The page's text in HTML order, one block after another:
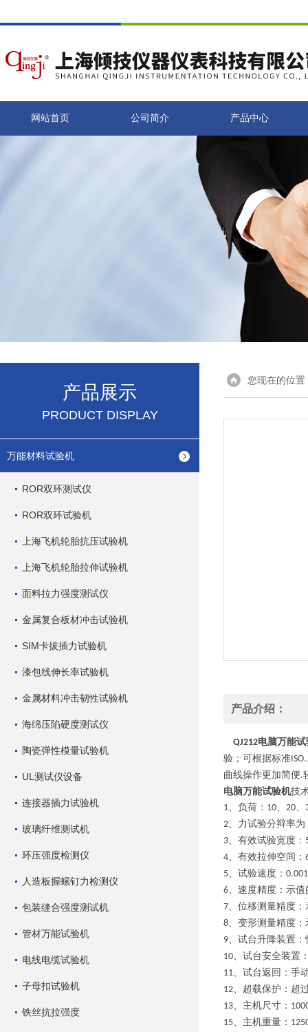
网站首页 公司简介 产品中心
产品展示
PRODUCT DISPLAY
万能材料试验机
ROR双环测试仪
ROR双环试验机
上海飞机轮胎抗压试验机
上海飞机轮胎拉伸试验机
面料拉力强度测试仪
金属复合板材冲击试验机
SIM卡拔插力试验机
漆包线伸长率试验机
金属材料冲击韧性试验机
海绵压陷硬度测试仪
陶瓷弹性模量试验机
UL测试仪设备
连接器插力试验机
玻璃纤维测试机
环压强度检测仪
人造板握螺钉力检测仪
包装缝合强度测试机
管材万能试验机
电线电缆试验机
子母扣试验机
铁丝抗拉强度
您现在的位置
产品介绍：
QJ212电脑万能
验；可根据标准
曲线操作更加简便.
电脑万能试验机技
1、负荷： 10、 20、
2、力试验分辩率为
3、有效试验宽度：
4、有效拉伸空间：
5、试验速度：
6、速度精度：示值
7、位移测量精度：
8、变形测量精度：
9、试台升降装置：
10、试台安全装置
11、试台返回：手
12、超载保护：超
13、主机尺寸：
15、主机重量：